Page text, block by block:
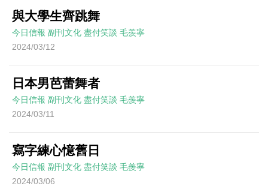
與大學生齊跳舞
今日信報 副刊文化 盡付笑談 毛羨寧
2024/03/12
日本男芭蕾舞者
今日信報 副刊文化 盡付笑談 毛羨寧
2024/03/11
寫字練心憶舊日
今日信報 副刊文化 盡付笑談 毛羨寧
2024/03/06